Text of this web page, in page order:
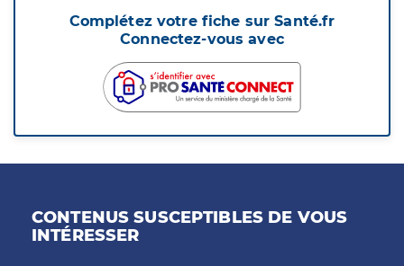
Complétez votre fiche sur Santé.fr
Connectez-vous avec
CONTENUS SUSCEPTIBLES DE VOUS
INTÉRESSER